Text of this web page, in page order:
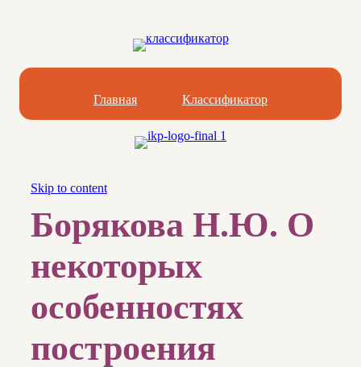
Главная Классификатор
Skip to content
Борякова Н.Ю. О
некоторых
особенностях
построения